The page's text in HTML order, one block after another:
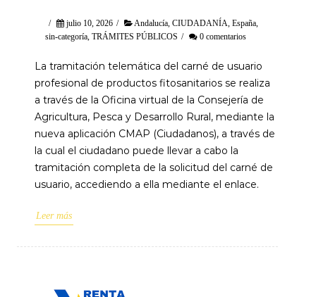
/ julio 10, 2026 / Andalucía CIUDADANÍA España
sin-categoría TRÁMITES PÚBLICOS / 0 comentarios
La tramitación telemática del carné de usuario
profesional de productos fitosanitarios se realiza
a través de la Oficina virtual de la Consejería de
Agricultura, Pesca y Desarrollo Rural, mediante la
nueva aplicación CMAP (Ciudadanos), a través de
la cual el ciudadano puede llevar a cabo la
tramitación completa de la solicitud del carné de
usuario, accediendo a ella mediante el enlace.
Leer más